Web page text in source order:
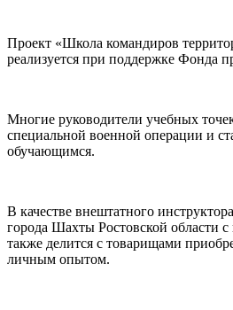
Проект «Школа командиров
реализуется при поддержке Фонда
Многие руководители учебных
специальной военной операции и
обучающимся.
В качестве внештатного
города Шахты Ростовской области
также делится с товарищами
личным опытом.